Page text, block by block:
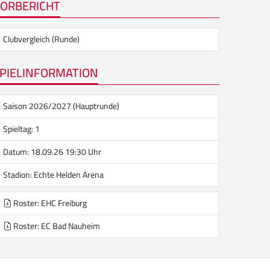
Clubvergleich (Runde)
Saison 2026/2027 (Hauptrunde)
Spieltag: 1
Datum: 18.09.26 19:30 Uhr
Stadion:Echte Helden Arena
Roster: EHC Freiburg
Roster: EC Bad Nauheim